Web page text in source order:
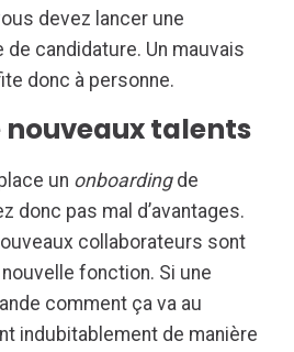
devez lancer une
candidature. Un mauvais
donc à personne.
nouveaux talents
un onboardingde
donc pas mal d’avantages.
collaborateurs sont
fonction. Si une
comment ça va au
indubitablement de manière